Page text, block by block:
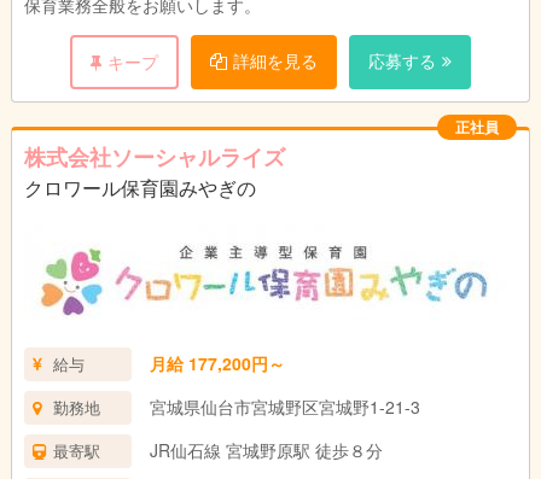
保育業務全般をお願いします。
キープ 詳細を見る 応募する
正社員
株式会社ソーシャルライズ
クロワール保育園みやぎの
給与 月給 177,200円～
勤務地 宮城県仙台市宮城野区宮城野1-21-3
最寄駅 JR仙石線 宮城野原駅 徒歩８分